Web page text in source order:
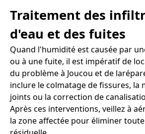
Traitement des
d'eau et des fuites
Quand l'humidité est causée par
ou à une fuite, il est impératif de
du problème à Joucou et de
inclure le colmatage de fissures, la
joints ou la correction de
Après ces interventions, veillez à
la zone affectée pour éliminer